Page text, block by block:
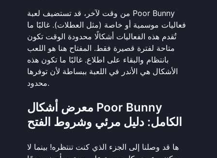
من وقت لآخر، قد تستضيف لعبة Poor Bunny
فعاليات موسمية أو خاصة (مثل العطلات). غالبًا ما
تُقدم هذه الفعاليات أشكالًا محدودة الوقت تكون
متاحة لفترة قصيرة فقط. المفتاح هنا هو اللعب
بانتظام والبقاء على اطلاع. غالبًا ما تكون هذه
الأشكال هي الأندر في اللعبة ببساطة لأن توفرها
محدود.
معرض أشكال Poor Bunny
الكامل: دليل مرئي وشروط الفتح
ها قد وصلنا إلى الجزء الذي كنت تنتظره! بينما لا